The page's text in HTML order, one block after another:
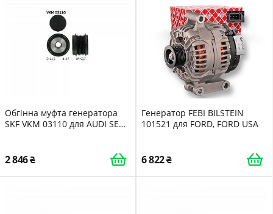
Обгінна муфта генератора
SKF VKM 03110 для AUDI SEAT
2 846
Генератор FEBI BILSTEIN
101521 для FORD, FORD USA
6 822